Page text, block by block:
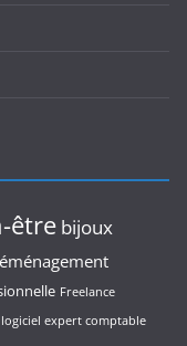
être bijoux
Freelance
logiciel expert comptable